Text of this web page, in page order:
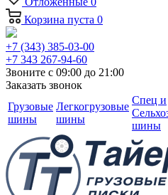
Корзина пуста 0
+7 (343) 385-03-00
+7 343 267-94-60
Звоните с 09:00 до 21:00
Заказать звонок
Грузовые
шины
Легкогрузовые
шины
Спец и
шины